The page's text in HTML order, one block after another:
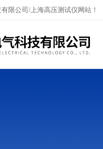
限公司/上海高压测试仪网站！